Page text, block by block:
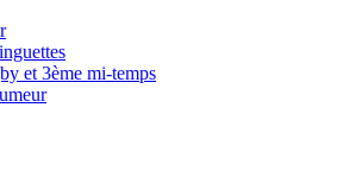
et 3ème mi-temps